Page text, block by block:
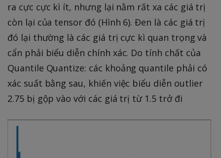
ra cực cực kì ít, nhưng lại nằm rất xa các giá trị
còn lại của tensor đó (Hình 6). Đen là các giá trị
đó lại thường là các giá trị cực kì quan trọng và
cẩn phải biểu diễn chính xác. Do tính chất của
Quantile Quantize: các khoảng quantile phải có
xác suất bằng sau, khiến việc biểu diễn outlier
2.75 bị gộp vào với các giá trị từ 1.5 trở đi